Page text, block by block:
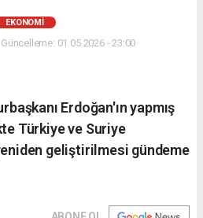
EKONOMI
01.05.2026 - 23:00
Erdoğan'ın yapmış
Türkiye ve Suriye
geliştirilmesi gündeme